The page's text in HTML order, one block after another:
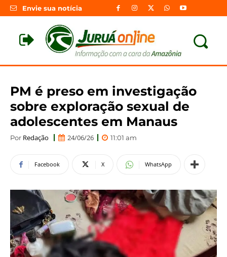
Envie sua notícia
PM é preso em investigação
sobre exploração sexual de
adolescentes em Manaus
Por Redação 24/06/26 11:01 am
Facebook X WhatsApp